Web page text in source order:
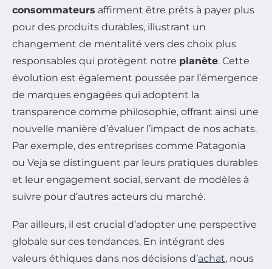
consommateurs affirment être prêts à payer plus
pour des produits durables, illustrant un
changement de mentalité vers des choix plus
responsables qui protègent notre planète. Cette
évolution est également poussée par l’émergence
de marques engagées qui adoptent la
transparence comme philosophie, offrant ainsi une
nouvelle manière d’évaluer l’impact de nos achats.
Par exemple, des entreprises comme Patagonia
ou Veja se distinguent par leurs pratiques durables
et leur engagement social, servant de modèles à
suivre pour d’autres acteurs du marché.
Par ailleurs, il est crucial d’adopter une perspective
globale sur ces tendances. En intégrant des
valeurs éthiques dans nos décisions d’achat, nous